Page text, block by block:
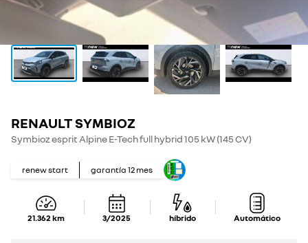
RENAULT SYMBIOZ
Symbioz esprit Alpine E-Tech full hybrid 105 kW (145 CV)
renew start garantía 12 mes
21.362 km 3/2025 híbrido Automático